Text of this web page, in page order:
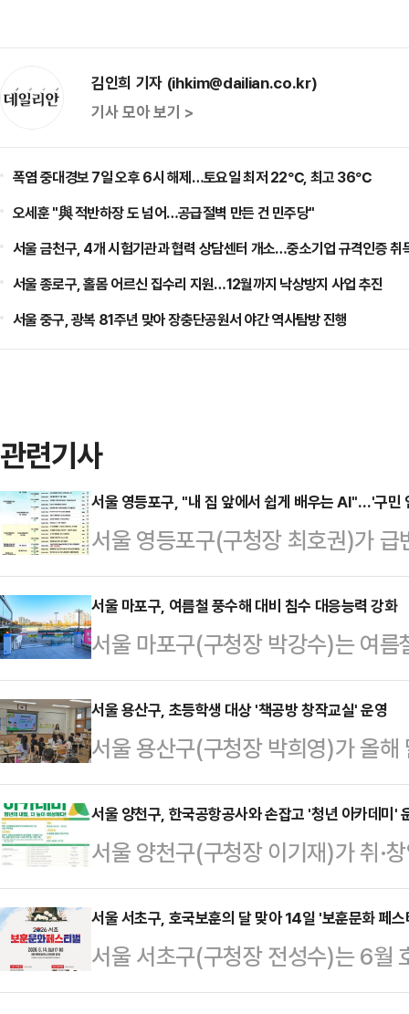
김인희 기자 (ihkim@dailian.co.kr)
기사 모아 보기 >
폭염 중대경보 7일 오후 6시 해제…토요일 최저 22℃, 최고 36℃
오세훈 "與 적반하장 도 넘어…공급절벽 만든 건 민주당"
서울 금천구, 4개 시험기관과 협력 상담센터 개소…중소기업 규격인증 취
서울 종로구, 홀몸 어르신 집수리 지원…12월까지 낙상방지 사업 추진
서울 중구, 광복 81주년 맞아 장충단공원서 야간 역사탐방 진행
관련기사
서울 영등포구, "내 집 앞에서 쉽게 배우는 AI"…'구민
서울 영등포구(구청장 최호권)가
들의 디지털 활용 역량을 높이기
을 모집한다고 11일 밝혔다.이번
고 편하게 고품질의 디지털 기술을
미래평생학습관, 디지털 동행플라
활용해 정규 또는 특강 형태로 다
확산에 맞춰 기초‧입문 과정부터
중심 과…
서울 마포구, 여름철 풍수해 대비 침수 대응능력 강화
서울 마포구(구청장 박강수)는 여
수지 자동제어 시스템 구축과 반지
하고, 첨단 기술과 현장 대응을 결
일 밝혔다.최근 기후변화로 인해 시
가 빈번해지면서 신속한 배수 대응
고 있다.이에 구는 수방시설 운영의
로 한 대응체계를 마련해 침수 피해
1973년 설치된 대규모…
서울 용산구, 초등학생 대상 '책공방 창작교실' 운영
서울 용산구(구청장 박희영)가 올
글쓰기·책 제작을 연계한 독서교육
11일 밝혔다.이번 프로그램은
'찾아가는 용산교육'의 일환으로 추
지원청, 관내 학교가 협력해 학생
공방 창작교실'은 독서를 바탕으로
의 책으로 완성하는 창작형 독서교
글쓰기, 이야기…
서울 양천구, 한국공항공사와 손잡고 '청년 아카데미'
서울 양천구(구청장 이기재)가 취·
음대책지역 청년의 진로 설계와 역
미'를 운영한다고 밝혔다.'양천 청
협력해 2025년부터 추진하고 있는
음대책지역 청년에게 양질의 교육
서울 서초구, 호국보훈의 달 맞아 14일 '보훈문화 페
서울 서초구(구청장 전성수)는 6월
한 국가보훈 대상자들의 희생과 공